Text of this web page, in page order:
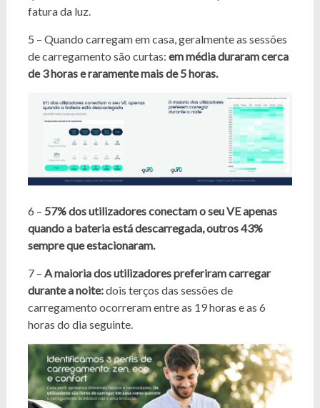
fatura da luz.
5 – Quando carregam em casa, geralmente as sessões
de carregamento são curtas: em média duraram cerca
de 3 horas e raramente mais de 5 horas.
6 – 57% dos utilizadores conectam o seu VE apenas
quando a bateria está descarregada, outros 43%
sempre que estacionaram.
7 – A maioria dos utilizadores preferiram carregar
durante a noite:dois terços das sessões de
carregamento ocorreram entre as 19 horas e as 6
horas do dia seguinte.